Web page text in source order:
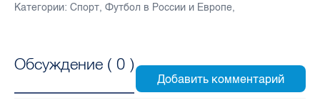
Категории: Спорт, Футбол в России и Европе,
Обсуждение ( 0 )